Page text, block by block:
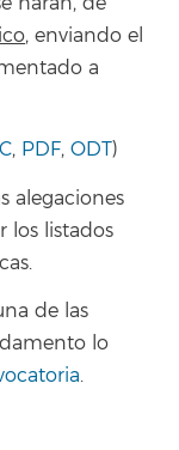
, enviando el
a
, PDF, ODT)
alegaciones
los listados
de las
lo
.